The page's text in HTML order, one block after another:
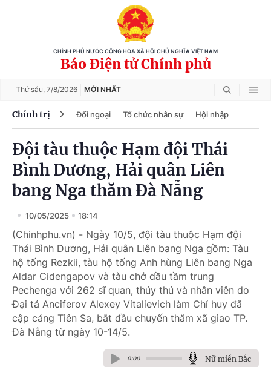
CHÍNH PHỦ NƯỚC CỘNG HÒA XÃ HỘI CHỦ NGHĨA VIỆT NAM
Báo Điện tử Chính phủ
Thứ sáu, 7/8/2026 MỚI NHẤT
Chính trị Đối ngoại Tổ chức nhân sự Hội nhập
Đội tàu thuộc Hạm đội Thái
Bình Dương, Hải quân Liên
bang Nga thăm Đà Nẵng
10/05/2025 18:14
(Chinhphu.vn) - Ngày 10/5, đội tàu thuộc Hạm đội
Thái Bình Dương, Hải quân Liên bang Nga gồm: Tàu
hộ tống Rezkii, tàu hộ tống Anh hùng Liên bang Nga
Aldar Cidengapov và tàu chở dầu tầm trung
Pechenga với 262 sĩ quan, thủy thủ và nhân viên do
Đại tá Anciferov Alexey Vitalievich làm Chỉ huy đã
cập cảng Tiên Sa, bắt đầu chuyến thăm xã giao TP.
Đà Nẵng từ ngày 10-14/5.
0:00 Nữ miền Bắc